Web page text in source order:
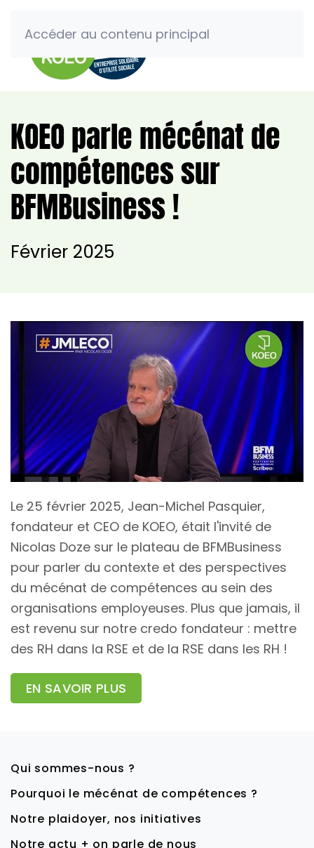
Accéder au contenu principal
KOEO parle mécénat de
compétences sur
BFMBusiness !
Février 2025
Le 25 février 2025, Jean-Michel Pasquier,
fondateur et CEO de KOEO, était l'invité de
Nicolas Doze sur le plateau de BFMBusiness
pour parler du contexte et des perspectives
du mécénat de compétences au sein des
organisations employeuses. Plus que jamais, il
est revenu sur notre credo fondateur : mettre
des RH dans la RSE et de la RSE dans les RH !
EN SAVOIR PLUS
Qui sommes-nous ?
Pourquoi le mécénat de compétences ?
Notre plaidoyer, nos initiatives
Notre actu + on parle de nous